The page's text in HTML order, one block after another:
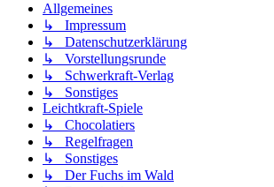
Allgemeines
↳ Impressum
↳ Datenschutzerklärung
↳ Vorstellungsrunde
↳ Schwerkraft-Verlag
↳ Sonstiges
Leichtkraft-Spiele
↳ Chocolatiers
↳ Regelfragen
↳ Sonstiges
↳ Der Fuchs im Wald